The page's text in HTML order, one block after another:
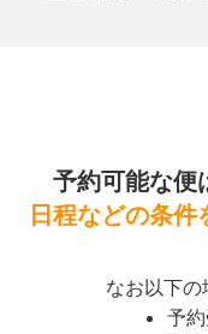
予約可能な便
日程などの条
なお以下の
予